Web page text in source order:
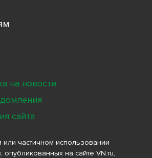
частичном использовании
опубликованных на сайте VN.ru,
на новости
сайта